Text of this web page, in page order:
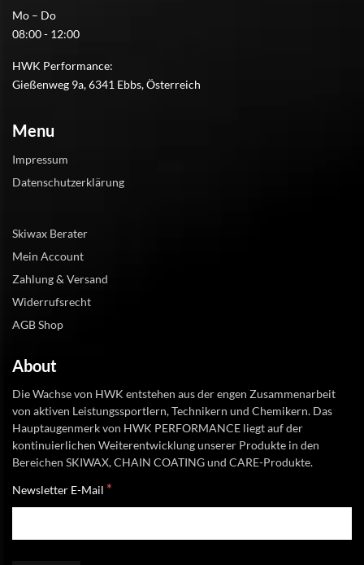
Mo – Do
08:00 - 12:00
HWK Performance:
Gießenweg 9a, 6341 Ebbs, Österreich
Menu
Impressum
Datenschutzerklärung
Skiwax Berater
Mein Account
Zahlung & Versand
Widerrufsrecht
AGB Shop
About
Die Wachse von HWK entstehen aus der engen Zusammenarbeit
von aktiven Leistungssportlern, Technikern und Chemikern. Das
Hauptaugenmerk von HWK PERFORMANCE liegt auf der
kontinuierlichen Weiterentwicklung unserer Produkte in den
Bereichen SKIWAX, CHAIN COATING und CARE-Produkte.
Newsletter E-Mail *